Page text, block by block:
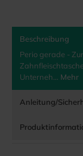
Beschreibung
Perio gerade -
Unterneh… Mehr
Anleitung/